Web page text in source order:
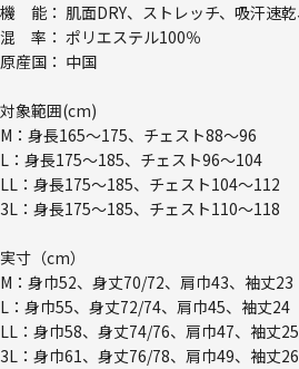
機 能： 肌面DRY、ストレッチ、吸汗速乾
混 率： ポリエステル100％
原産国： 中国
対象範囲(cm)
M：身長165～175、チェスト88～96
L：身長175～185、チェスト96～104
LL：身長175～185、チェスト104～112
3L：身長175～185、チェスト110～118
実寸（cm）
M：身巾52、身丈70/72、肩巾43、袖丈23
L：身巾55、身丈72/74、肩巾45、袖丈24
LL：身巾58、身丈74/76、肩巾47、袖丈25
3L：身巾61、身丈76/78、肩巾49、袖丈26